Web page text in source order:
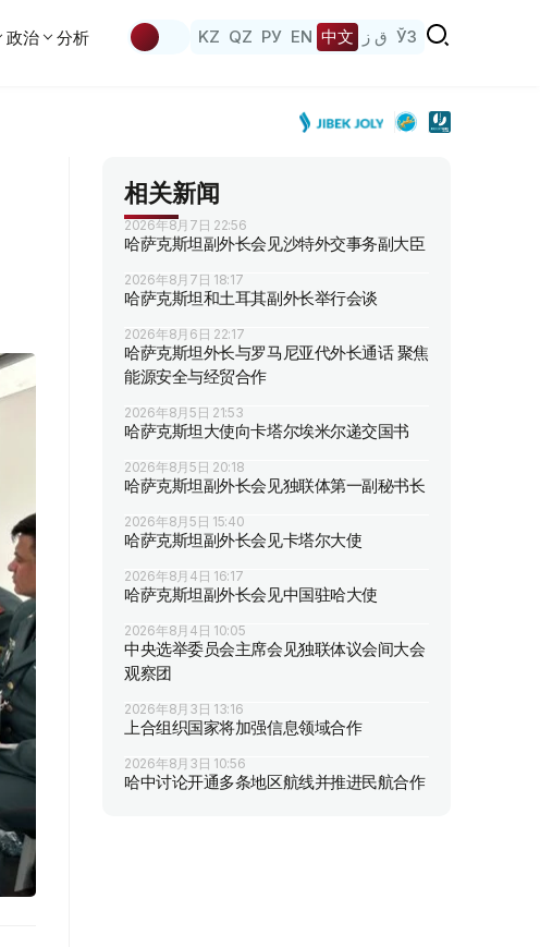
政治 分析 KZ QZ РУ EN 中文 ق ز ЎЗ
相关新闻
2026年8月7日 22:56
哈萨克斯坦副外长会见沙特外交事务副大臣
2026年8月7日 18:17
哈萨克斯坦和土耳其副外长举行会谈
2026年8月6日 22:17
哈萨克斯坦外长与罗马尼亚代外长通话 聚焦
能源安全与经贸合作
2026年8月5日 21:53
哈萨克斯坦大使向卡塔尔埃米尔递交国书
2026年8月5日 20:18
哈萨克斯坦副外长会见独联体第一副秘书长
2026年8月5日 15:40
哈萨克斯坦副外长会见卡塔尔大使
2026年8月4日 16:17
哈萨克斯坦副外长会见中国驻哈大使
2026年8月4日 10:05
中央选举委员会主席会见独联体议会间大会
观察团
2026年8月3日 13:16
上合组织国家将加强信息领域合作
2026年8月3日 10:56
哈中讨论开通多条地区航线并推进民航合作